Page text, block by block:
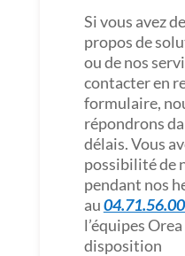
Si vous avez
propos de
ou de nos
contacter en
formulaire,
répondrons
délais. Vous
possibilité de
pendant nos
au
l’équipes
disposition